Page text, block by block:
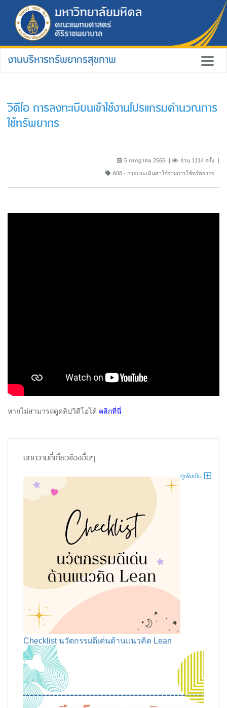
งานบริหารทรัพยากรสุขภาพ
วิดีโอ การลงทะเบียนเข้าใช้งานโปรแกรมคำนวณการ
ใช้ทรัพยากร
5 กรกฎาคม 2566 อ่าน 1114 ครั้ง
A08 - การประเมินค่าใช้จ่ายการใช้ทรัพยากร
หากไม่สามารถดูคลิปวิดีโอได้ คลิกที่นี่
บทความที่เกี่ยวข้องอื่นๆ
ดูเพิ่มเติม
Checklist นวัตกรรมดีเด่นด้านแนวคิด Lean